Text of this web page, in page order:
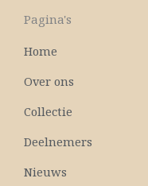
b
o
k
Pagina's
Home
Over ons
Collectie
Deelnemers
Nieuws